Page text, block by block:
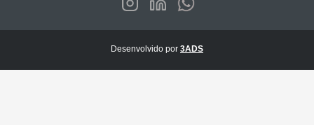
Desenvolvido por 3ADS